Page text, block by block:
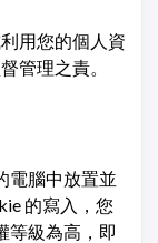
用您的個人資
管理之責。
電腦中放置並
的寫入，您
等級為高，即